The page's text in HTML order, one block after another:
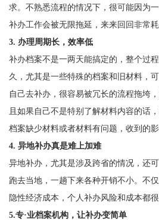
求。不熟悉流程的情况下，很可能因为
补办工作会被无限拖延，来来回回非常耗
3. 办理周期长，效率低
补办档案不是一两天能搞定的，整个过
久，尤其是一些特殊的档案和旧材料，
自己去补办，很容易被冗长的流程拖垮
且如果自己不是特别了解材料内容的话
档案缺少材料或者材料有问题，收到的影
4. 异地补办真是难上加难
异地补办，尤其是涉及跨省的情况，还
跑去当地，一趟下来各种开销不小。不
隐性经济成本，个人补办风险和成本都很
5.专·业档案机构，让补办变简单